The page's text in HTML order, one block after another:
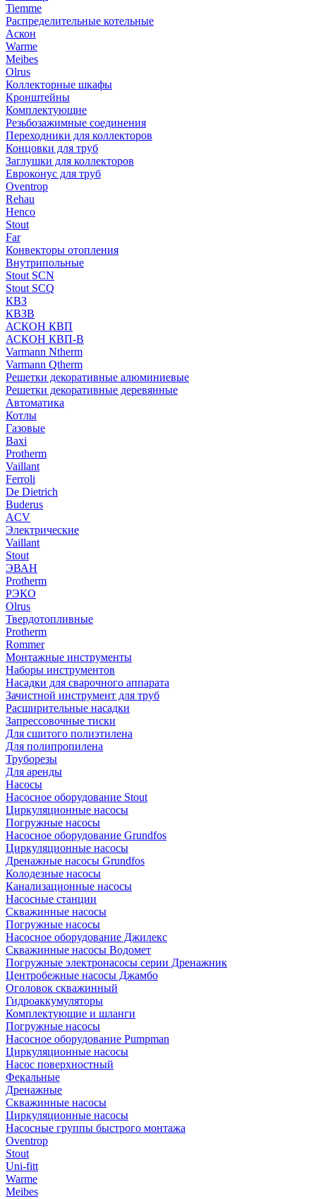
Tiemme
Распределительные котельные
Аскон
Warme
Meibes
Olrus
Коллекторные шкафы
Кронштейны
Комплектующие
Резьбозажимные соединения
Переходники для коллекторов
Концовки для труб
Заглушки для коллекторов
Евроконус для труб
Oventrop
Rehau
Henco
Stout
Far
Конвекторы отопления
Внутрипольные
Stout SCN
Stout SCQ
КВЗ
КВЗВ
АСКОН КВП
АСКОН КВП-В
Varmann Ntherm
Varmann Qtherm
Решетки декоративные алюминиевые
Решетки декоративные деревянные
Автоматика
Котлы
Газовые
Baxi
Protherm
Vaillant
Ferroli
De Dietrich
Buderus
ACV
Электрические
Vaillant
Stout
ЭВАН
Protherm
РЭКО
Olrus
Твердотопливные
Protherm
Rommer
Монтажные инструменты
Наборы инструментов
Насадки для сварочного аппарата
Зачистной инструмент для труб
Расширительные насадки
Запрессовочные тиски
Для сшитого полиэтилена
Для полипропилена
Труборезы
Для аренды
Насосы
Насосное оборудование Stout
Циркуляционные насосы
Погружные насосы
Насосное оборудование Grundfos
Циркуляционные насосы
Дренажные насосы Grundfos
Колодезные насосы
Канализационные насосы
Насосные станции
Скважинные насосы
Погружные насосы
Насосное оборудование Джилекс
Скважинные насосы Водомет
Погружные электронасосы серии Дренажник
Центробежные насосы Джамбо
Оголовок скважинный
Гидроаккумуляторы
Комплектующие и шланги
Погружные насосы
Насосное оборудование Pumpman
Циркуляционные насосы
Насос поверхностный
Фекальные
Дренажные
Скважинные насосы
Циркуляционные насосы
Насосные группы быстрого монтажа
Oventrop
Stout
Uni-fitt
Warme
Meibes